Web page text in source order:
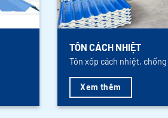
TÔN CÁCH NHIỆT
Tôn xốp cách nhiệt,
Xem thêm